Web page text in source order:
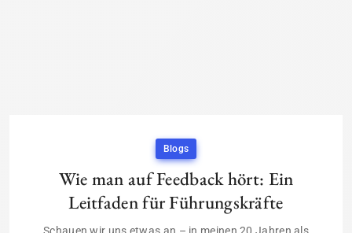
Blogs
Wie man auf Feedback hört: Ein
Leitfaden für Führungskräfte